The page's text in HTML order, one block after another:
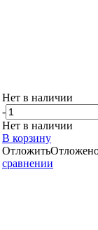
Нет в наличии
-
Нет в наличии
В корзину
Отложить
сравнении